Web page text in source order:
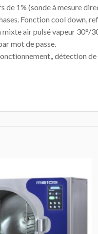
1% (sonde à mesure
Fonction cool down,
air pulsé vapeur 30°/
mot de passe.
détection
AJOUTER
AU DEVIS